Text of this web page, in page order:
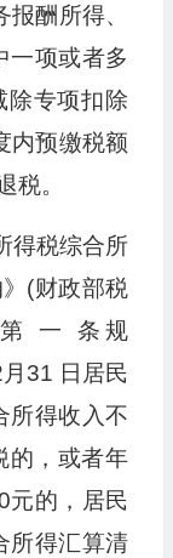
酬所得、
一项或者多
除专项扣除
内预缴税额
税。
得税综合所
(财政部税
一 条规
31 日居民
所得收入不
的，或者年
元的，居民
所得汇算清